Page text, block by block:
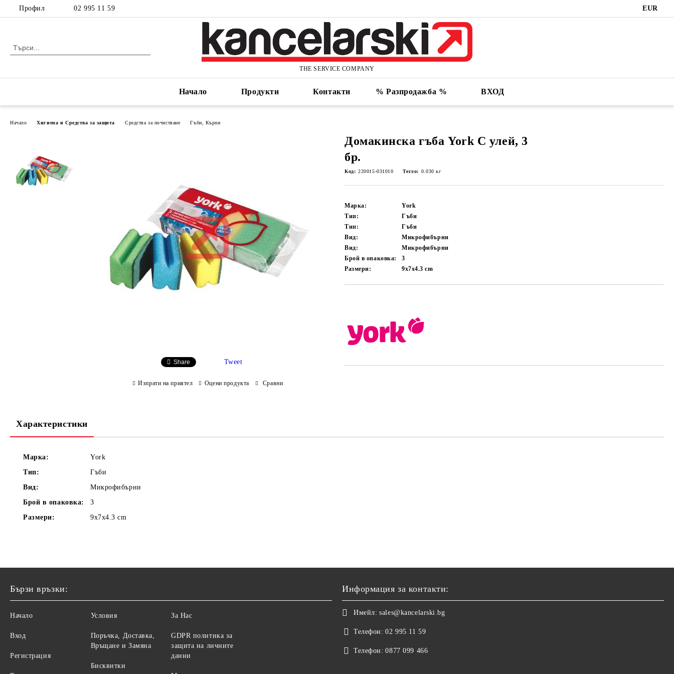
Профил 02 995 11 59 EUR
THE SERVICE COMPANY
Начало Продукти Контакти % Разпродажба % ВХОД
Начало Хигиена и Средства за защита Средства за почистване Гъби, Кърпи
Домакинска гъба York С улей, 3
бр.
Код: 220015-031010 Тегло: 0.030 кг
Марка:
York
Тип:
Гъби
Тип:
Гъби
Вид:
Микрофибърни
Вид:
Микрофибърни
Брой в опаковка:
3
Размери:
9x7x4.3 cm
Share Tweet
Изпрати на приятел Оцени продукта Сравни
Характеристики
Марка:
York
Тип:
Гъби
Вид:
Микрофибърни
Брой в опаковка:
3
Размери:
9x7x4.3 cm
Бързи връзки:
Начало
Вход
Регистрация
Условия
Поръчка, Доставка,
Връщане и Замяна
Бисквитки
За Нас
GDPR политика за
защита на личните
данни
Информация за контакти:
Имейл: sales@kancelarski.bg
Телефон: 02 995 11 59
Телефон: 0877 099 466